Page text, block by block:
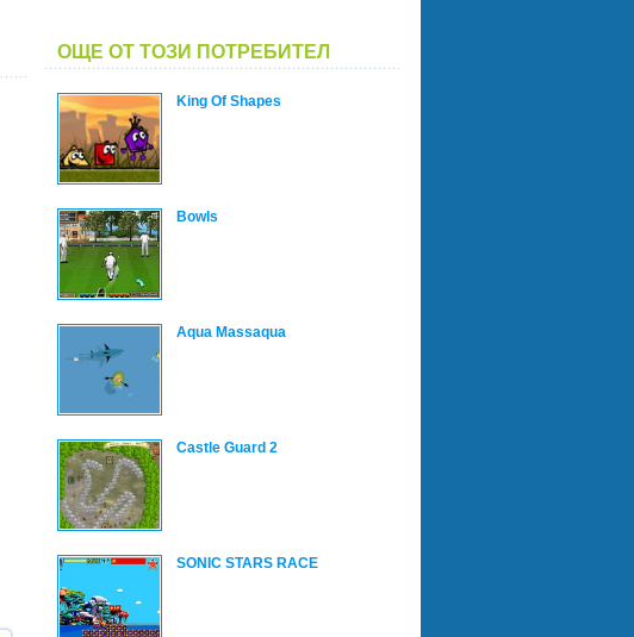
ОЩЕ ОТ ТОЗИ ПОТРЕБИТЕЛ
King Of Shapes
Bowls
Aqua Massaqua
Castle Guard 2
SONIC STARS RACE